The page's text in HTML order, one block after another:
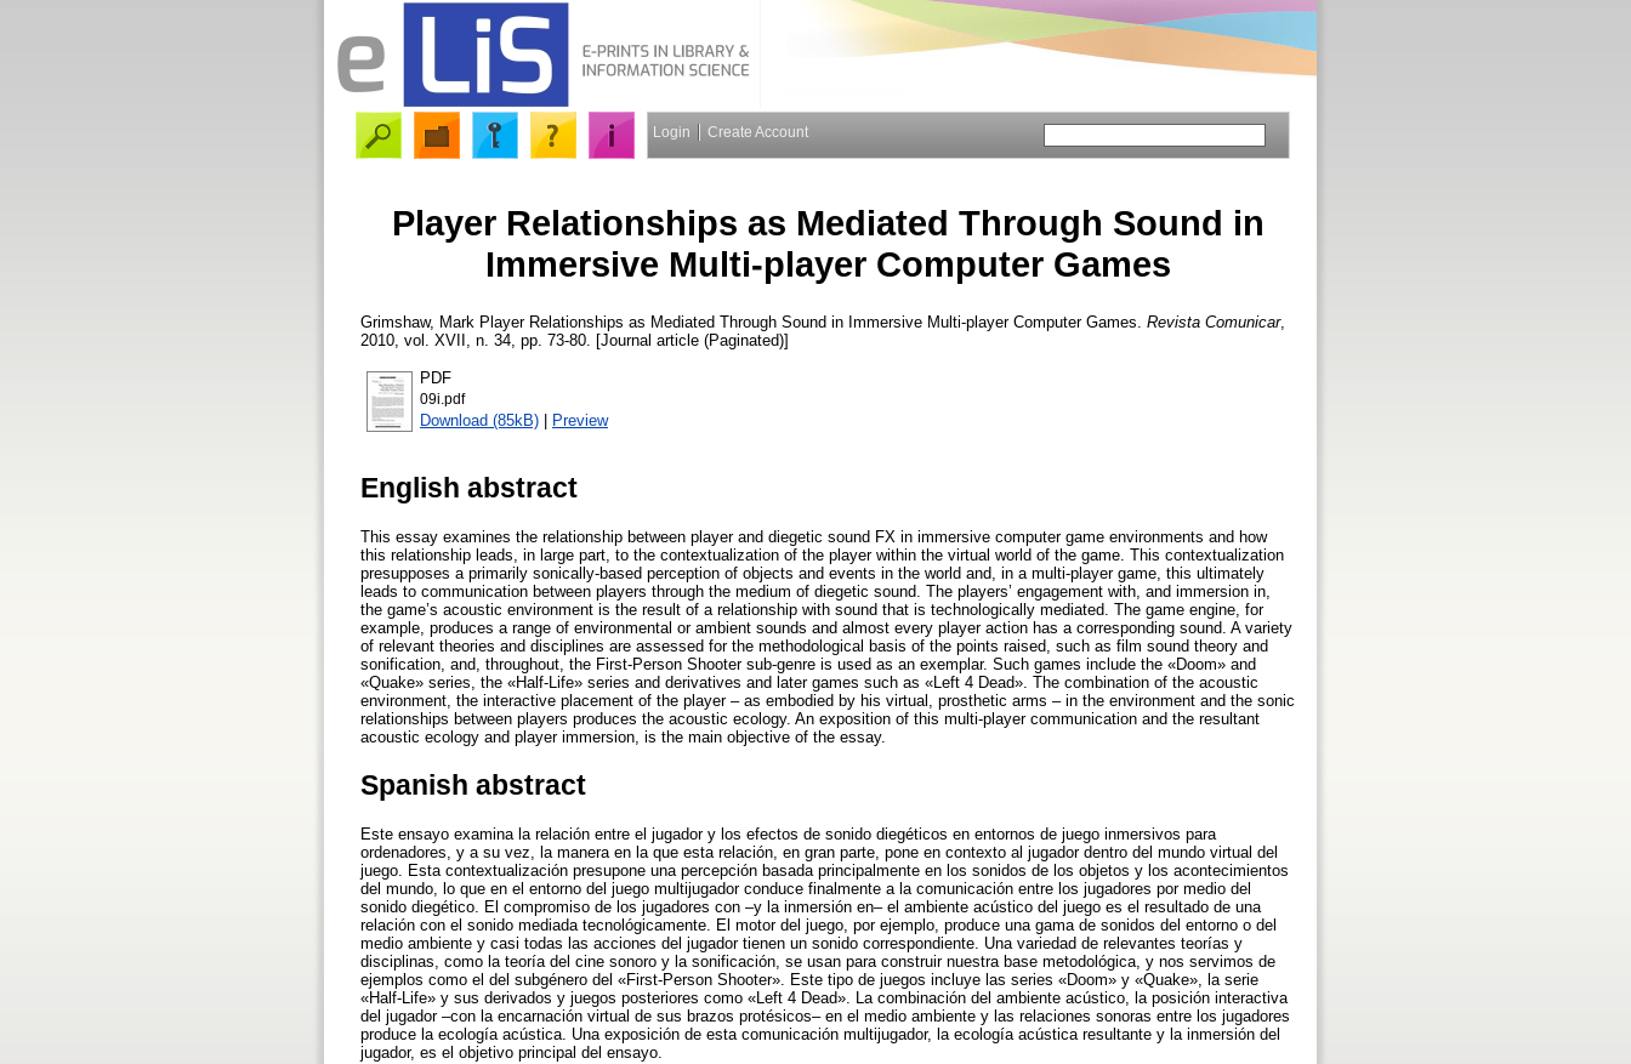
Login Create Account
Player Relationships as Mediated Through Sound in
Immersive Multi-player Computer Games
Grimshaw, Mark Player Relationships as Mediated Through Sound in Immersive Multi-player Computer Games. Revista Comunicar,
2010, vol. XVII, n. 34, pp. 73-80. [Journal article (Paginated)]
PDF
09i.pdf
Download (85kB) | Preview
English abstract
This essay examines the relationship between player and diegetic sound FX in immersive computer game environments and how
this relationship leads, in large part, to the contextualization of the player within the virtual world of the game. This contextualization
presupposes a primarily sonically-based perception of objects and events in the world and, in a multi-player game, this ultimately
leads to communication between players through the medium of diegetic sound. The players’ engagement with, and immersion in,
the game’s acoustic environment is the result of a relationship with sound that is technologically mediated. The game engine, for
example, produces a range of environmental or ambient sounds and almost every player action has a corresponding sound. A variety
of relevant theories and disciplines are assessed for the methodological basis of the points raised, such as film sound theory and
sonification, and, throughout, the First-Person Shooter sub-genre is used as an exemplar. Such games include the «Doom» and
«Quake» series, the «Half-Life» series and derivatives and later games such as «Left 4 Dead». The combination of the acoustic
environment, the interactive placement of the player – as embodied by his virtual, prosthetic arms – in the environment and the sonic
relationships between players produces the acoustic ecology. An exposition of this multi-player communication and the resultant
acoustic ecology and player immersion, is the main objective of the essay.
Spanish abstract
Este ensayo examina la relación entre el jugador y los efectos de sonido diegéticos en entornos de juego inmersivos para
ordenadores, y a su vez, la manera en la que esta relación, en gran parte, pone en contexto al jugador dentro del mundo virtual del
juego. Esta contextualización presupone una percepción basada principalmente en los sonidos de los objetos y los acontecimientos
del mundo, lo que en el entorno del juego multijugador conduce finalmente a la comunicación entre los jugadores por medio del
sonido diegético. El compromiso de los jugadores con –y la inmersión en– el ambiente acústico del juego es el resultado de una
relación con el sonido mediada tecnológicamente. El motor del juego, por ejemplo, produce una gama de sonidos del entorno o del
medio ambiente y casi todas las acciones del jugador tienen un sonido correspondiente. Una variedad de relevantes teorías y
disciplinas, como la teoría del cine sonoro y la sonificación, se usan para construir nuestra base metodológica, y nos servimos de
ejemplos como el del subgénero del «First-Person Shooter». Este tipo de juegos incluye las series «Doom» y «Quake», la serie
«Half-Life» y sus derivados y juegos posteriores como «Left 4 Dead». La combinación del ambiente acústico, la posición interactiva
del jugador –con la encarnación virtual de sus brazos protésicos– en el medio ambiente y las relaciones sonoras entre los jugadores
produce la ecología acústica. Una exposición de esta comunicación multijugador, la ecología acústica resultante y la inmersión del
jugador, es el objetivo principal del ensayo.